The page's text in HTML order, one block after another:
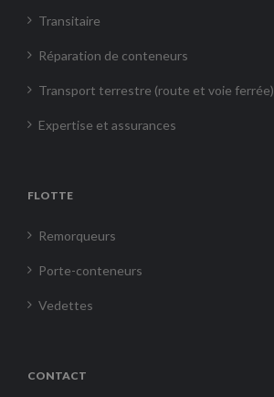
Transitaire
Réparation de conteneurs
Transport terrestre (route et voie ferrée)
Expertise et assurances
FLOTTE
Remorqueurs
Porte-conteneurs
Vedettes
CONTACT